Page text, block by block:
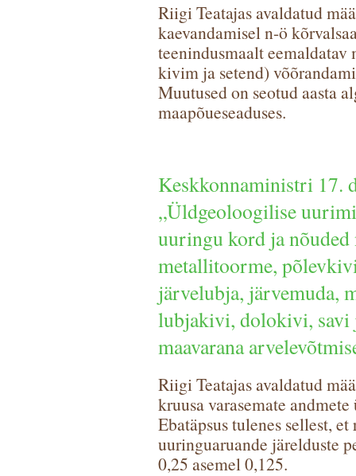
Riigi Teatajas avaldatud
kaevandamisel n-ö
teenindusmaalt eemaldatav
kivim ja setend)
Muutused on seotud aasta
maapõueseaduses.
Keskkonnaministri 17.
„Üldgeoloogilise
uuringu kord ja
metallitoorme,
järvelubja, järvemuda,
lubjakivi, dolokivi, savi
maavarana
Riigi Teatajas avaldatud
kruusa varasemate
Ebatäpsus tulenes sellest,
uuringuaruande järelduste
0,25 asemel 0,125.